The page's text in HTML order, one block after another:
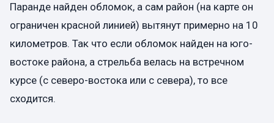
Паранде найден обломок, а сам район (на карте он
ограничен красной линией) вытянут примерно на 10
километров. Так что если обломок найден на юго-
востоке района, а стрельба велась на встречном
курсе (с северо-востока или с севера), то все
сходится.